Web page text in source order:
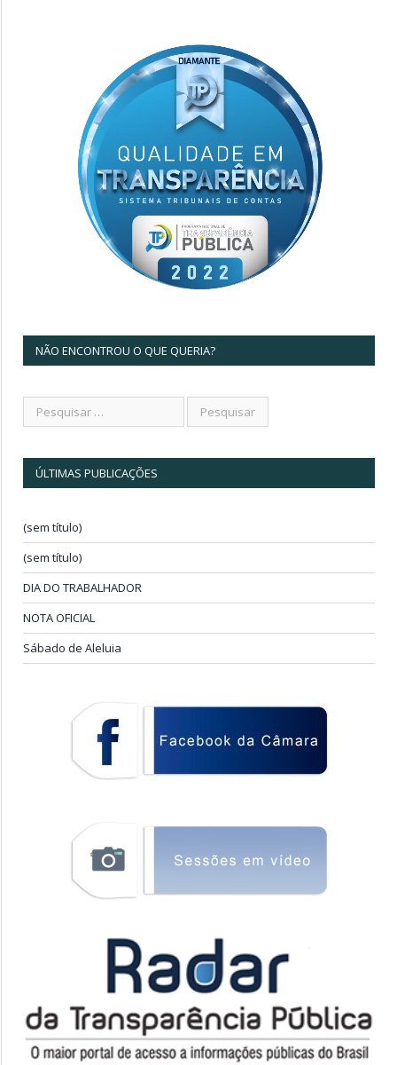
NÃO ENCONTROU O QUE QUERIA?
ÚLTIMAS PUBLICAÇÕES
(sem título)
(sem título)
DIA DO TRABALHADOR
NOTA OFICIAL
Sábado de Aleluia